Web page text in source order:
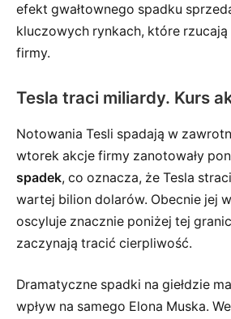
efekt gwałtownego spadku
kluczowych rynkach, które rzucają
firmy.
Tesla traci miliardy. Kurs
Notowania Tesli spadają w
wtorek akcje firmy zanotowały
spadek, co oznacza, że Tesla
wartej bilion dolarów. Obecnie jej
oscyluje znacznie poniżej tej
zaczynają tracić cierpliwość.
Dramatyczne spadki na giełdzie
wpływ na samego Elona Muska.